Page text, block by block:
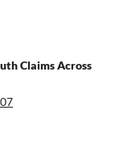
Claims Across